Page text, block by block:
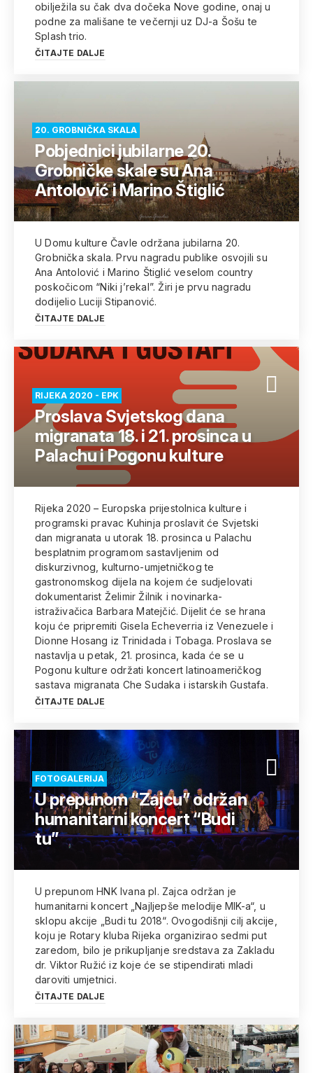
obilježila su čak dva dočeka Nove godine, onaj u
podne za mališane te večernji uz DJ-a Šošu te
Splash trio.
ČITAJTE DALJE
20. GROBNIČKA SKALA
Pobjednici jubilarne 20.
Grobničke skale su Ana
Antolović i Marino Štiglić
U Domu kulture Čavle održana jubilarna 20.
Grobnička skala. Prvu nagradu publike osvojili su
Ana Antolović i Marino Štiglić veselom country
poskočicom “Niki j’rekal”. Žiri je prvu nagradu
dodijelio Luciji Stipanović.
ČITAJTE DALJE
RIJEKA 2020 - EPK
Proslava Svjetskog dana
migranata 18. i 21. prosinca u
Palachu i Pogonu kulture
Rijeka 2020 – Europska prijestolnica kulture i
programski pravac Kuhinja proslavit će Svjetski
dan migranata u utorak 18. prosinca u Palachu
besplatnim programom sastavljenim od
diskurzivnog, kulturno-umjetničkog te
gastronomskog dijela na kojem će sudjelovati
dokumentarist Želimir Žilnik i novinarka-
istraživačica Barbara Matejčić. Dijelit će se hrana
koju će pripremiti Gisela Echeverria iz Venezuele i
Dionne Hosang iz Trinidada i Tobaga. Proslava se
nastavlja u petak, 21. prosinca, kada će se u
Pogonu kulture održati koncert latinoameričkog
sastava migranata Che Sudaka i istarskih Gustafa.
ČITAJTE DALJE
FOTOGALERIJA
U prepunom “Zajcu” održan
humanitarni koncert “Budi
tu”
U prepunom HNK Ivana pl. Zajca održan je
humanitarni koncert „Najljepše melodije MIK-a“, u
sklopu akcije „Budi tu 2018“. Ovogodišnji cilj akcije,
koju je Rotary kluba Rijeka organizirao sedmi put
zaredom, bilo je prikupljanje sredstava za Zakladu
dr. Viktor Ružić iz koje će se stipendirati mladi
daroviti umjetnici.
ČITAJTE DALJE